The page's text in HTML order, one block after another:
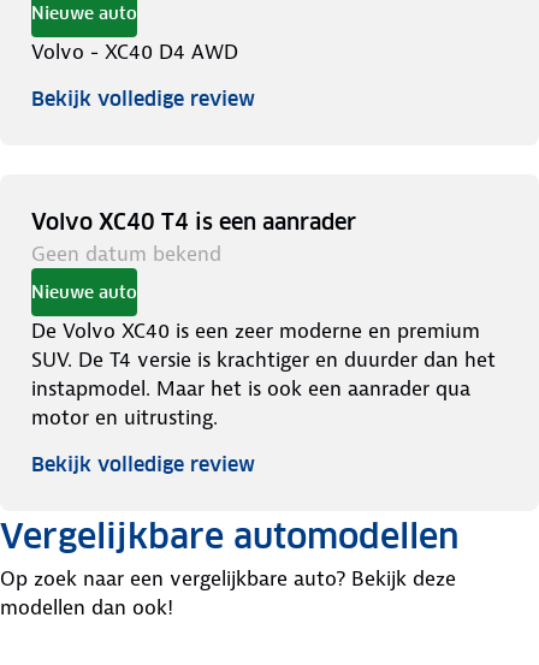
Nieuwe auto
Volvo - XC40 D4 AWD
Bekijk volledige review
Volvo XC40 T4 is een aanrader
Geen datum bekend
Nieuwe auto
De Volvo XC40 is een zeer moderne en premium
SUV. De T4 versie is krachtiger en duurder dan het
instapmodel. Maar het is ook een aanrader qua
motor en uitrusting.
Bekijk volledige review
Vergelijkbare automodellen
Op zoek naar een vergelijkbare auto? Bekijk deze
modellen dan ook!